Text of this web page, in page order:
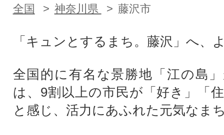
全国 神奈川県 藤沢市
「キュンとするまち。藤沢」へ、
全国的に有名な景勝地「江の島
は、9割以上の市民が「好き」「
と感じ、活力にあふれた元気なま